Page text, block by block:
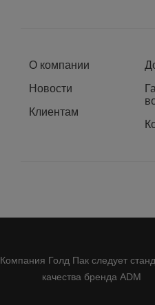
О компании
Новости
Клиентам
Компания Голд Пак следует
качества бренда ADM